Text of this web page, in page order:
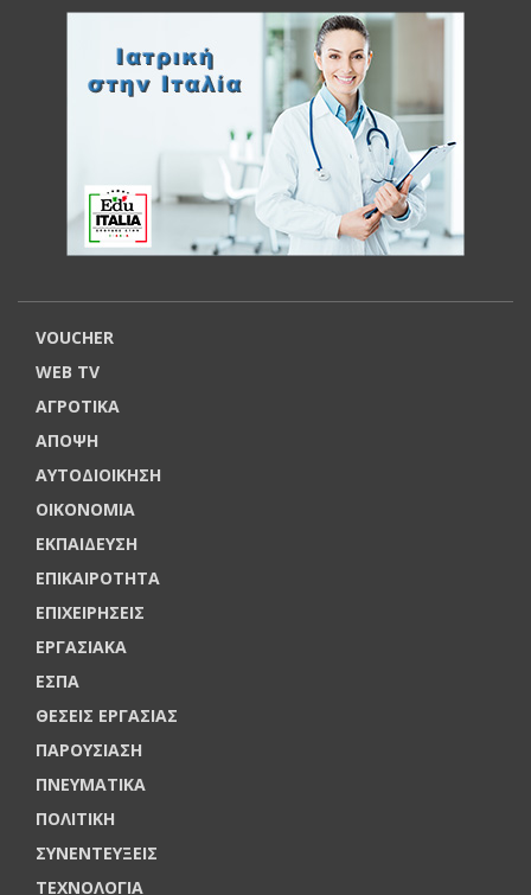
VOUCHER
WEB TV
ΑΓΡΟΤΙΚΑ
ΑΠΟΨΗ
ΑΥΤΟΔΙΟΙΚΗΣΗ
ΟΙΚΟΝΟΜΙΑ
ΕΚΠΑΙΔΕΥΣΗ
ΕΠΙΚΑΙΡΟΤΗΤΑ
ΕΠΙΧΕΙΡΗΣΕΙΣ
ΕΡΓΑΣΙΑΚΑ
ΕΣΠΑ
ΘΕΣΕΙΣ ΕΡΓΑΣΙΑΣ
ΠΑΡΟΥΣΙΑΣΗ
ΠΝΕΥΜΑΤΙΚΑ
ΠΟΛΙΤΙΚΗ
ΣΥΝΕΝΤΕΥΞΕΙΣ
ΤΕΧΝΟΛΟΓΙΑ